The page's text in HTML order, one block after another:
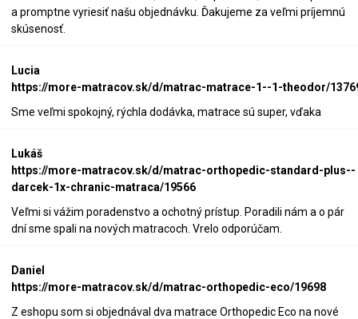
a promptne vyriesiť našu objednávku. Ďakujeme za veľmi príjemnú
skúsenosť.
Lucia
https://more-matracov.sk/d/matrac-matrace-1--1-theodor/
Sme veľmi spokojný, rýchla dodávka, matrace sú super, vďaka
Lukáš
https://more-matracov.sk/d/matrac-orthopedic-standard-plus--
darcek-1x-chranic-matraca/19566
Veľmi si vážim poradenstvo a ochotný prístup. Poradili nám a o pár
dní sme spali na nových matracoch. Vrelo odporúčam.
Daniel
https://more-matracov.sk/d/matrac-orthopedic-eco/19698
Z eshopu som si objednával dva matrace Orthopedic Eco na nové